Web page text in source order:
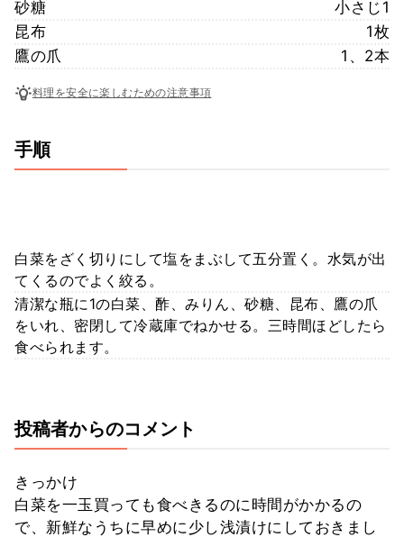
砂糖
小さじ1
昆布
1枚
鷹の爪
1、2本
料理を安全に楽しむための注意事項
手順
白菜をざく切りにして塩をまぶして五分置く。水気が出
てくるのでよく絞る。
清潔な瓶に1の白菜、酢、みりん、砂糖、昆布、鷹の爪
をいれ、密閉して冷蔵庫でねかせる。三時間ほどしたら
食べられます。
投稿者からのコメント
きっかけ
白菜を一玉買っても食べきるのに時間がかかるの
で、新鮮なうちに早めに少し浅漬けにしておきまし